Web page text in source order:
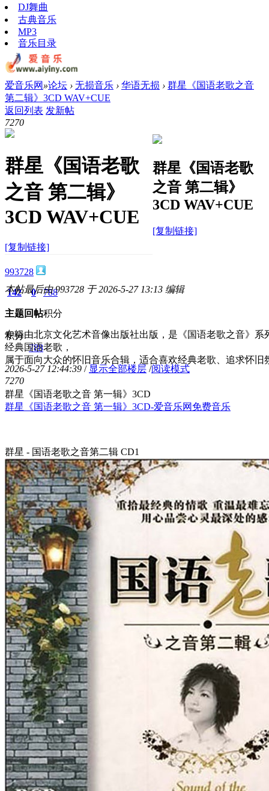
DJ舞曲
古典音乐
MP3
音乐目录
爱音乐网 »论坛 › 无损音乐 › 华语无损 › 群星《国语老歌之音
第二辑》3CD WAV+CUE
返回列表 发新帖
7270
群星《国语老歌
之音 第二辑》
3CD WAV+CUE
[复制链接]
群星《国语老歌
之音 第二辑》
3CD WAV+CUE
[复制链接]
993728
142
主题
0
回帖
788
积分
积分
788
2026-5-27 12:44:39 / 显示全部楼层 /阅读模式
7270
本帖最后由 993728 于 2026-5-27 13:13 编辑
专辑由北京文化艺术音像出版社出版，是《国语老歌之音》
经典国语老歌，
属于面向大众的怀旧音乐合辑，适合喜欢经典老歌、追求怀旧
群星《国语老歌之音 第一辑》3CD
群星《国语老歌之音 第一辑》3CD-爱音乐网免费音乐
群星 - 国语老歌之音第二辑 CD1